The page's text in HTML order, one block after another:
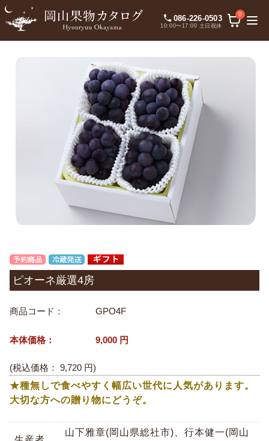
086-226-0503
10:00〜17:00 土日祝休
0
ピオーネ厳選4房
商品コード： GPO4F
本体価格： 9,000円
(税込価格： 9,720 円)
★種無しで食べやすく幅広い世代に人気があります。
大切な方への贈り物にどうぞ。
山下雅章(岡山県総社市)、行本健一(岡山